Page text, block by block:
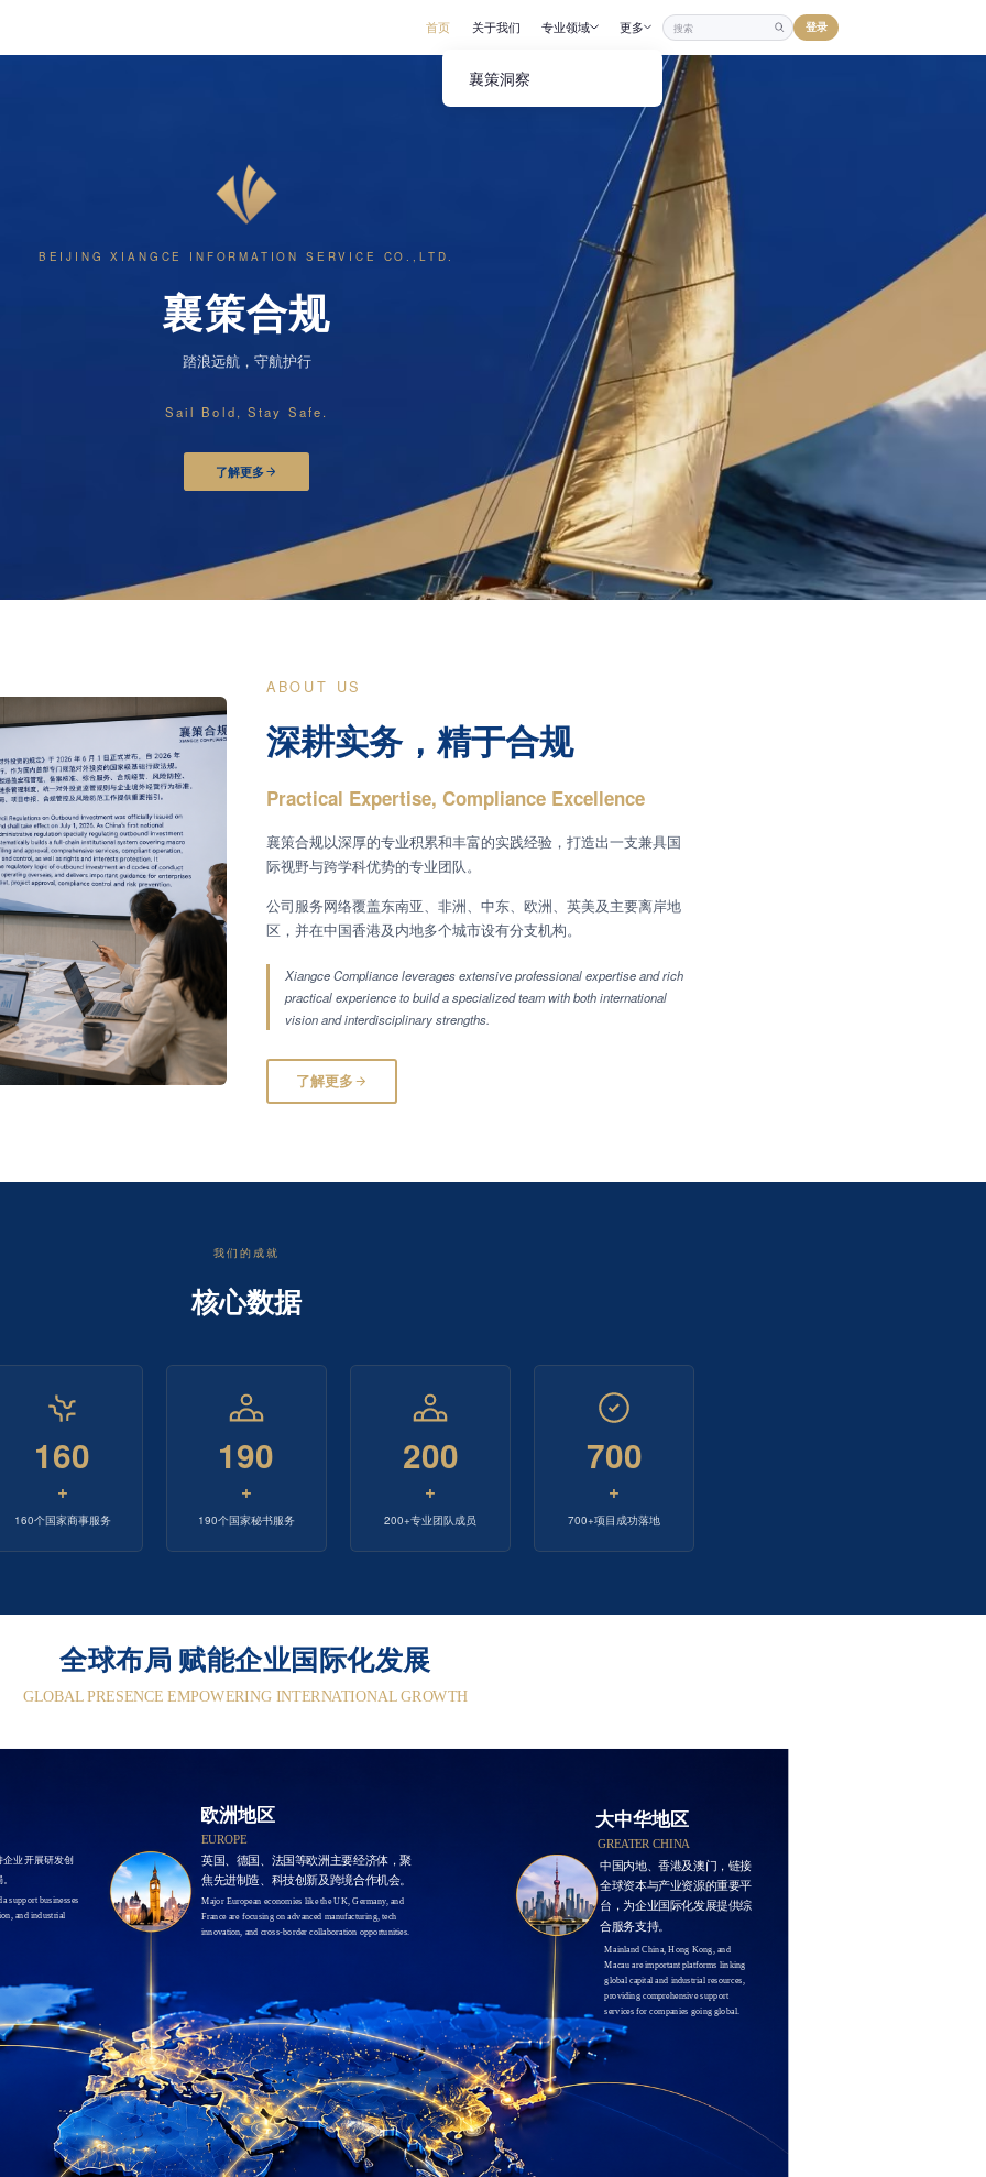
首页 关于我们 专业领域 更多
襄策洞察
登录
BEIJING XIANGCE INFORMATION SERVICE CO.,LTD.
襄策合规
踏浪远航，守航护行
Sail Bold, Stay Safe.
了解更多
ABOUT US
深耕实务，精于合规
Practical Expertise, Compliance Excellence
襄策合规以深厚的专业积累和丰富的实践经验，打造出一支兼具国
际视野与跨学科优势的专业团队。
公司服务网络覆盖东南亚、非洲、中东、欧洲、英美及主要离岸地
区，并在中国香港及内地多个城市设有分支机构。
Xiangce Compliance leverages extensive professional expertise and rich
practical experience to build a specialized team with both international
vision and interdisciplinary strengths.
了解更多
我们的成就
核心数据
160
+
160个国家商事服务
190
+
190个国家秘书服务
200
+
200+专业团队成员
700
+
700+项目成功落地
全球布局 赋能企业国际化发展
GLOBAL PRESENCE EMPOWERING INTERNATIONAL GROWTH
大中华地区
GREATER CHINA
欧洲地区
EUROPE
英国、德国、法国等欧洲主要经济体，聚
焦先进制造、科技创新及跨境合作机会。
Major European economies like the UK, Germany, and
France are focusing on advanced manufacturing, tech
innovation, and cross-border collaboration opportunities.
企业开展研发创
support businesses
and industrial
中国内地、香港及澳门，链接
全球资本与产业资源的重要平
台，为企业国际化发展提供综
合服务支持。
Mainland China, Hong Kong, and
Macau are important platforms linking
global capital and industrial resources,
providing comprehensive support
services for companies going global.